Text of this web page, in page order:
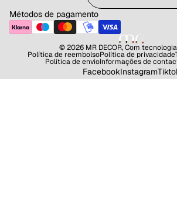
Métodos de pagamento
© 2026 MR DECOR,Com
Política de reembolsoPolítica de privacidade
Política de envioInformações de
FacebookInstagram